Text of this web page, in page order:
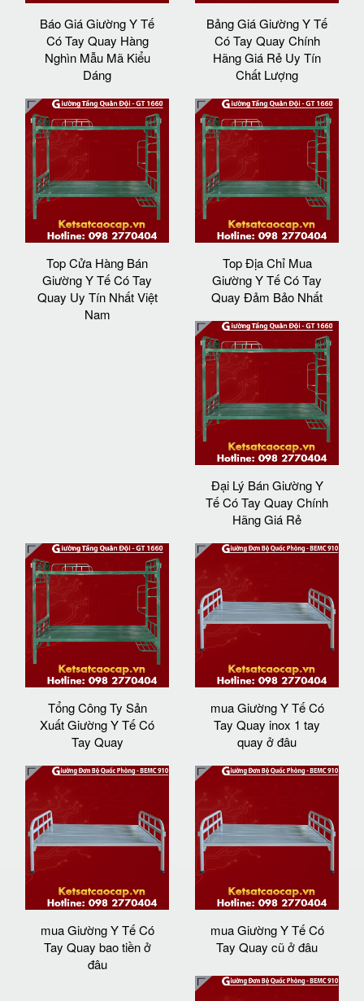
Báo Giá Giường Y Tế
Có Tay Quay Hàng
Nghìn Mẫu Mã Kiểu
Dáng
Bảng Giá Giường Y Tế
Có Tay Quay Chính
Hãng Giá Rẻ Uy Tín
Chất Lượng
Top Cửa Hàng Bán
Giường Y Tế Có Tay
Quay Uy Tín Nhất Việt
Nam
Top Địa Chỉ Mua
Giường Y Tế Có Tay
Quay Đảm Bảo Nhất
Đại Lý Bán Giường Y
Tế Có Tay Quay Chính
Hãng Giá Rẻ
Tổng Công Ty Sản
Xuất Giường Y Tế Có
Tay Quay
mua Giường Y Tế Có
Tay Quay inox 1 tay
quay ở đâu
mua Giường Y Tế Có
Tay Quay bao tiền ở
đâu
mua Giường Y Tế Có
Tay Quay cũ ở đâu